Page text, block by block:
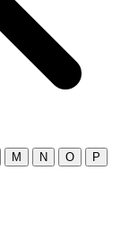
M N O
P